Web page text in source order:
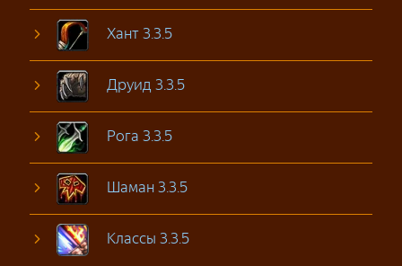
Хант 3.3.5
Друид 3.3.5
Рога 3.3.5
Шаман 3.3.5
Классы 3.3.5